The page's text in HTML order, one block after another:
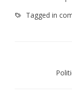
Tagged in